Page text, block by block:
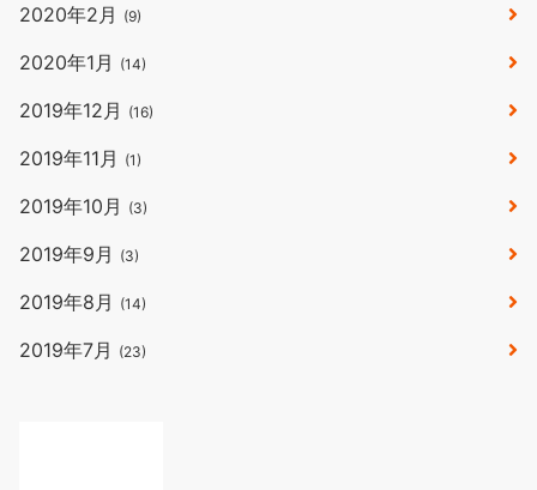
2020年2月 (9)
2020年1月 (14)
2019年12月 (16)
2019年11月 (1)
2019年10月 (3)
2019年9月 (3)
2019年8月 (14)
2019年7月 (23)